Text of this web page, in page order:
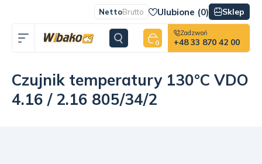
NettoBrutto Ulubione (0) Sklep
0
Zadzwoń
+48 33 870 42 00
Czujnik temperatury 130°C VDO
4.16 / 2.16 805/34/2